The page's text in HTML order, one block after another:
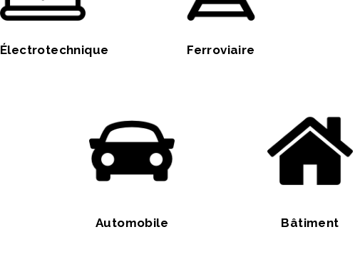
Électrotechnique Ferroviaire
Automobile Bâtiment